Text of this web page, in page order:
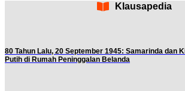
Klausapedia
80 Tahun Lalu, 20 September 1945: Samarinda dan
Putih di Rumah Peninggalan Belanda